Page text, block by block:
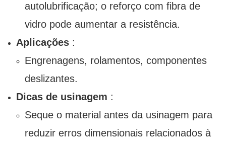
autolubrificação; o reforço com fibra de
vidro pode aumentar a resistência.
Aplicações:
Engrenagens, rolamentos, componentes
deslizantes.
Dicas de usinagem :
Seque o material antes da usinagem para
reduzir erros dimensionais relacionados à